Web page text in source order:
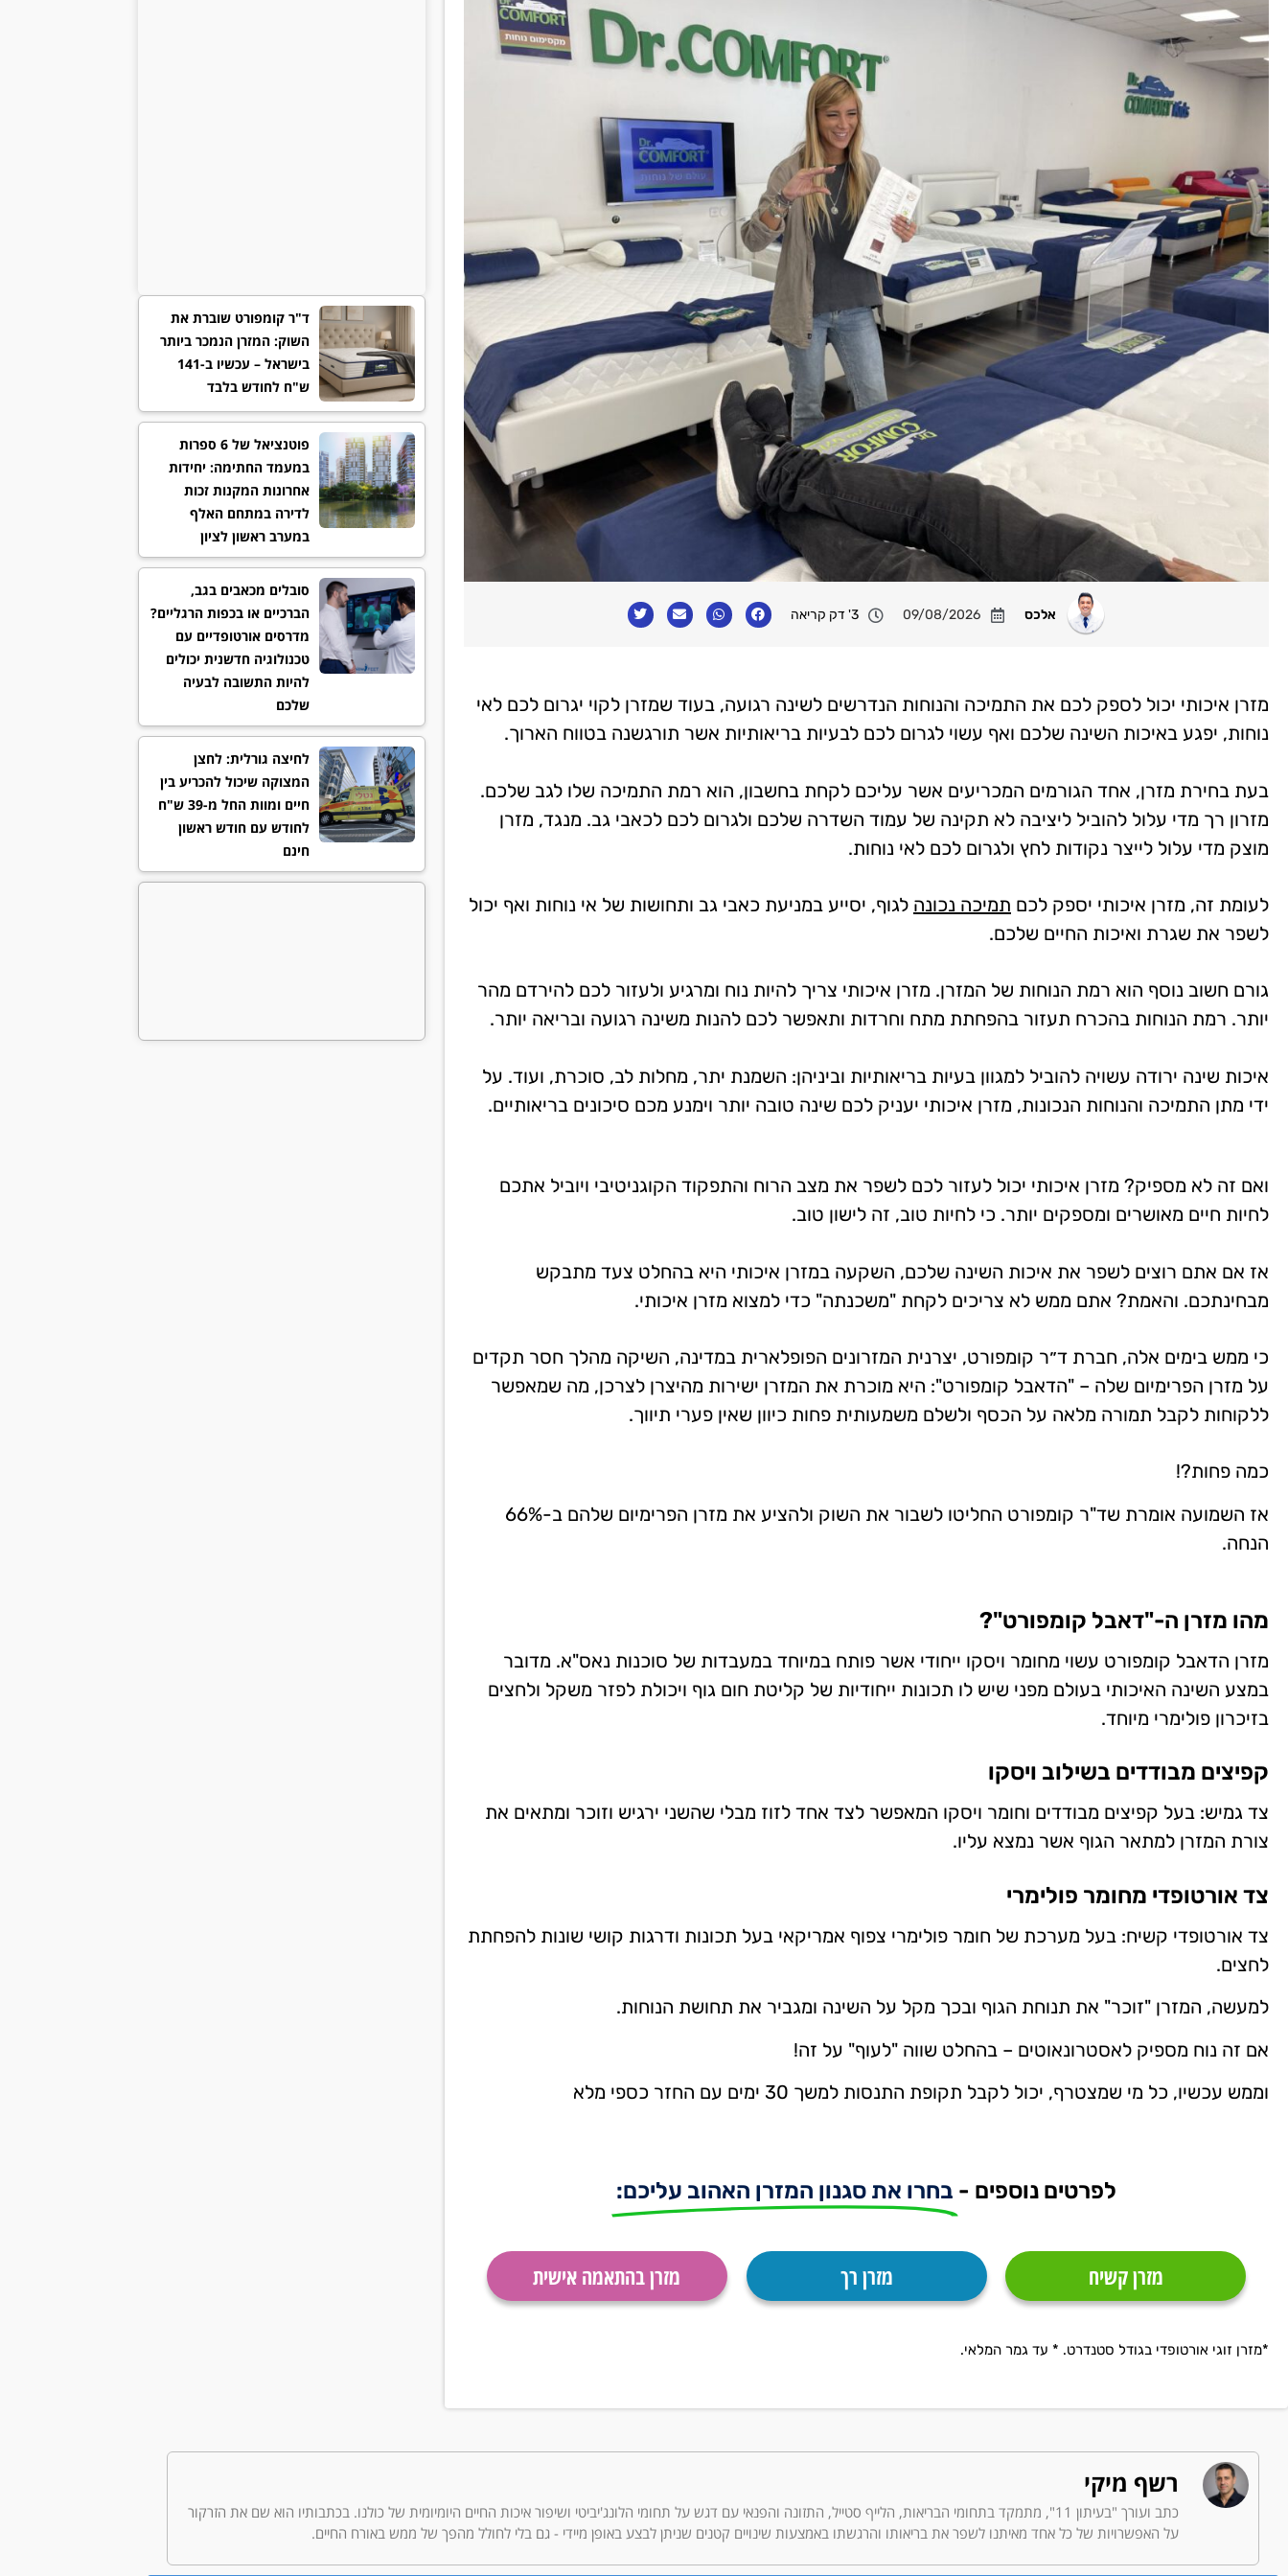
אלכס 09/08/2026 3' דק קריאה
מזרן איכותי יכול לספק לכם את התמיכה והנוחות הנדרשים לשינה רגועה, בעוד שמזרן לקוי יגרום לכם לאי
נוחות, יפגע באיכות השינה שלכם ואף עשוי לגרום לכם לבעיות בריאותיות אשר תורגשנה בטווח הארוך.
בעת בחירת מזרן, אחד הגורמים המכריעים אשר עליכם לקחת בחשבון, הוא רמת התמיכה שלו לגב שלכם.
מזרון רך מדי עלול להוביל ליציבה לא תקינה של עמוד השדרה שלכם ולגרום לכם לכאבי גב. מנגד, מזרן
מוצק מדי עלול לייצר נקודות לחץ ולגרום לכם לאי נוחות.
לעומת זה, מזרן איכותי יספק לכם תמיכה נכונה לגוף, יסייע במניעת כאבי גב ותחושות של אי נוחות ואף יכול
לשפר את שגרת ואיכות החיים שלכם.
גורם חשוב נוסף הוא רמת הנוחות של המזרן. מזרן איכותי צריך להיות נוח ומרגיע ולעזור לכם להירדם מהר
יותר. רמת הנוחות בהכרח תעזור בהפחתת מתח וחרדות ותאפשר לכם להנות משינה רגועה ובריאה יותר.
איכות שינה ירודה עשויה להוביל למגוון בעיות בריאותיות וביניהן: השמנת יתר, מחלות לב, סוכרת, ועוד. על
ידי מתן התמיכה והנוחות הנכונות, מזרן איכותי יעניק לכם שינה טובה יותר וימנע מכם סיכונים בריאותיים.
ואם זה לא מספיק? מזרן איכותי יכול לעזור לכם לשפר את מצב הרוח והתפקוד הקוגניטיבי ויוביל אתכם
לחיות חיים מאושרים ומספקים יותר. כי לחיות טוב, זה לישון טוב.
אז אם אתם רוצים לשפר את איכות השינה שלכם, השקעה במזרן איכותי היא בהחלט צעד מתבקש
מבחינתכם. והאמת? אתם ממש לא צריכים לקחת "משכנתה" כדי למצוא מזרן איכותי.
כי ממש בימים אלה, חברת ד״ר קומפורט, יצרנית המזרונים הפופלארית במדינה, השיקה מהלך חסר תקדים
על מזרן הפרימיום שלה – "הדאבל קומפורט": היא מוכרת את המזרן ישירות מהיצרן לצרכן, מה שמאפשר
ללקוחות לקבל תמורה מלאה על הכסף ולשלם משמעותית פחות כיוון שאין פערי תיווך.
כמה פחות?!
אז השמועה אומרת שד"ר קומפורט החליטו לשבור את השוק ולהציע את מזרן הפרימיום שלהם ב-66%
הנחה.
מהו מזרן ה-"דאבל קומפורט"?
מזרן הדאבל קומפורט עשוי מחומר ויסקו ייחודי אשר פותח במיוחד במעבדות של סוכנות נאס"א. מדובר
במצע השינה האיכותי בעולם מפני שיש לו תכונות ייחודיות של קליטת חום גוף ויכולת לפזר משקל ולחצים
בזיכרון פולימרי מיוחד.
קפיצים מבודדים בשילוב ויסקו
צד גמיש: בעל קפיצים מבודדים וחומר ויסקו המאפשר לצד אחד לזוז מבלי שהשני ירגיש וזוכר ומתאים את
צורת המזרן למתאר הגוף אשר נמצא עליו.
צד אורטופדי מחומר פולימרי
צד אורטופדי קשיח: בעל מערכת של חומר פולימרי צפוף אמריקאי בעל תכונות ודרגות קושי שונות להפחתת
לחצים.
למעשה, המזרן "זוכר" את תנוחת הגוף ובכך מקל על השינה ומגביר את תחושת הנוחות.
אם זה נוח מספיק לאסטרונאוטים – בהחלט שווה "לעוף" על זה!
וממש עכשיו, כל מי שמצטרף, יכול לקבל תקופת התנסות למשך 30 ימים עם החזר כספי מלא
לפרטים נוספים - בחרו את סגנון המזרן האהוב עליכם:
מזרן קשיח מזרן רך מזרן בהתאמה אישית
*מזרן זוגי אורטופדי בגודל סטנדרט. * עד גמר המלאי.
ד"ר קומפורט שוברת את
השוק: המזרן הנמכר ביותר
בישראל – עכשיו ב-141
ש"ח לחודש בלבד
פוטנציאל של 6 ספרות
במעמד החתימה: יחידות
אחרונות המקנות זכות
לדירה במתחם האלף
במערב ראשון לציון
סובלים מכאבים בגב,
הברכיים או בכפות הרגליים?
מדרסים אורטופדיים עם
טכנולוגיה חדשנית יכולים
להיות התשובה לבעיה
שלכם
לחיצה גורלית: לחצן
המצוקה שיכול להכריע בין
חיים ומוות החל מ-39 ש"ח
לחודש עם חודש ראשון
חינם
רשף מיקי
כתב ועורך "בעיתון 11", מתמקד בתחומי הבריאות, הלייף סטייל, התזונה והפנאי עם דגש על תחומי הלונג'יביטי ושיפור איכות החיים היומיומית של כולנו. בכתבותיו הוא שם את הזרקור
על האפשרויות של כל אחד מאיתנו לשפר את בריאותו והרגשתו באמצעות שינויים קטנים שניתן לבצע באופן מיידי - גם בלי לחולל מהפך של ממש באורח החיים.